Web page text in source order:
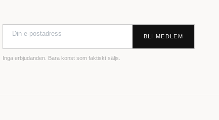
BLI MEDLEM
Inga erbjudanden. Bara konst som faktiskt säljs.